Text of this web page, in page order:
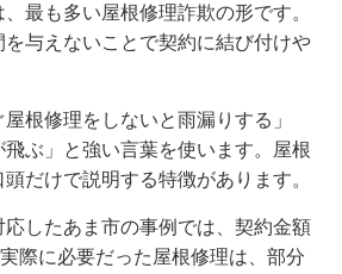
最も多い屋根修理詐欺の形です。
与えないことで契約に結び付けや
根修理をしないと雨漏りする」
飛ぶ」と強い言葉を使います。屋根
だけで説明する特徴があります。
したあま市の事例では、契約金額
際に必要だった屋根修理は、部分